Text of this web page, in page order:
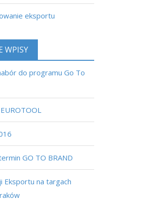
eksportu
WPISY
do programu Go To
GO TO BRAND
Eksportu na targach